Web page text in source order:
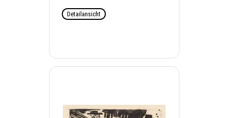
Detailansicht